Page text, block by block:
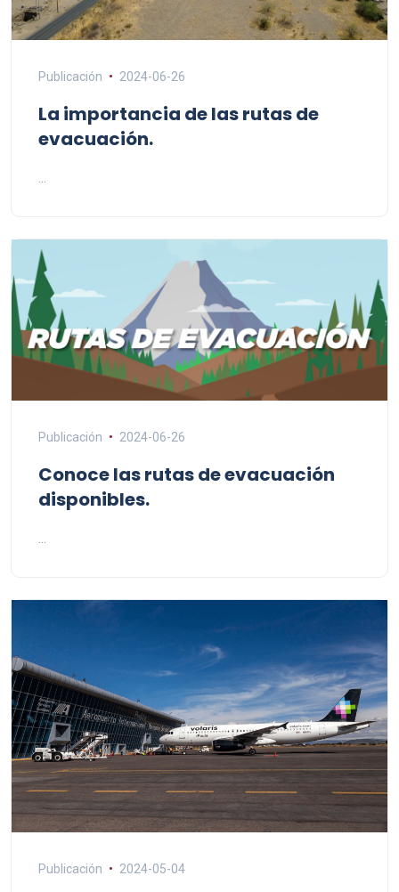
Publicación 2024-06-26
La importancia de las rutas de
evacuación.
Publicación 2024-06-26
Conoce las rutas de evacuación
disponibles.
Publicación 2024-05-04